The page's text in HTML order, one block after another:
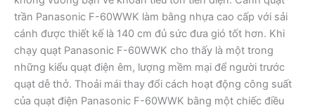
trần Panasonic F-60WWK làm bằng nhựa cao cấp với sải
cánh được thiết kế là 140 cm đủ sức đưa gió tốt hơn. Khi
chạy quạt Panasonic F-60WWK cho thấy là một trong
những kiểu quạt điện êm, lượng mềm mại để người trước
quạt dễ thở. Thoải mái thay đổi cách hoạt động công suất
của quạt điện Panasonic F-60WWK bằng một chiếc điều